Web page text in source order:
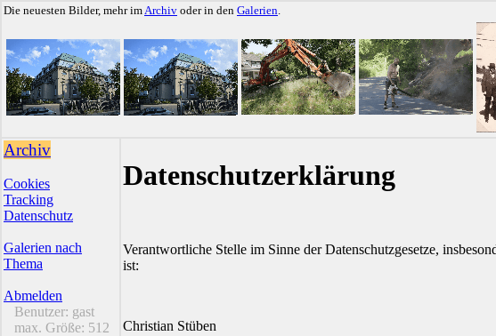
Die neuesten Bilder, mehr imArchiv oder in den Galerien.
Archiv
Cookies
Tracking
Datenschutz
Galerien nach
Thema
Abmelden
Benutzer: gast
max. Größe: 512
Datenschutzerklärung
Verantwortliche Stelle im Sinne der Datenschutzgesetze,
ist:
Christian Stüben